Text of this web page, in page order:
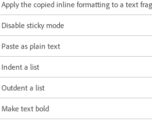
Apply the copied inline formatting to a text
Disable sticky mode
Paste as plain text
Indent a list
Outdent a list
Make text bold